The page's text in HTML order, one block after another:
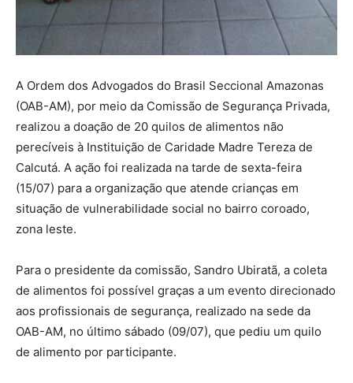
A Ordem dos Advogados do Brasil Seccional Amazonas
(OAB-AM), por meio da Comissão de Segurança Privada,
realizou a doação de 20 quilos de alimentos não
perecíveis à Instituição de Caridade Madre Tereza de
Calcutá. A ação foi realizada na tarde de sexta-feira
(15/07) para a organização que atende crianças em
situação de vulnerabilidade social no bairro coroado,
zona leste.
Para o presidente da comissão, Sandro Ubiratã, a coleta
de alimentos foi possível graças a um evento direcionado
aos profissionais de segurança, realizado na sede da
OAB-AM, no último sábado (09/07), que pediu um quilo
de alimento por participante.